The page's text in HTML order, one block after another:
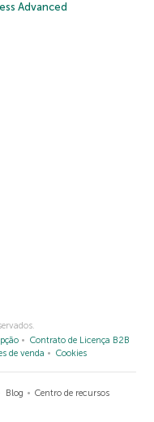
Advanced
Contrato de Licença B2B
de venda Cookies
Blog
Centro de recursos